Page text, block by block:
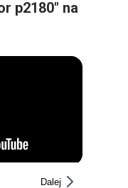
p2180" na
Dalej